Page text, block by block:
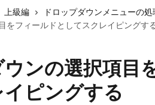
上級編
ドロップダウンメニューの処
をフィールドとしてスクレイピングす
ウンの選択項目
ピングする